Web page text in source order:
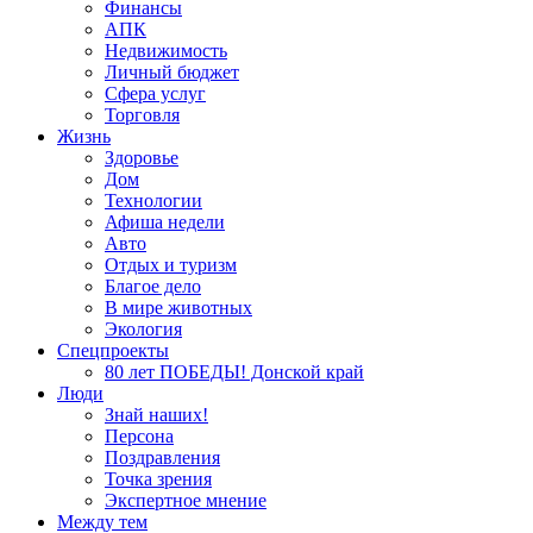
Финансы
АПК
Недвижимость
Личный бюджет
Сфера услуг
Торговля
Жизнь
Здоровье
Дом
Технологии
Афиша недели
Авто
Отдых и туризм
Благое дело
В мире животных
Экология
Спецпроекты
80 лет ПОБЕДЫ! Донской край
Люди
Знай наших!
Персона
Поздравления
Точка зрения
Экспертное мнение
Между тем